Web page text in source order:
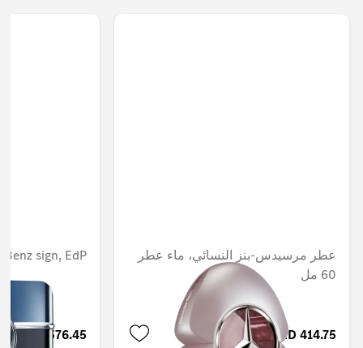
عطر مرسيدس-بنز النسائي، ماء عطر
60 مل
AED 414.75
sign, EdP
AED 576.45